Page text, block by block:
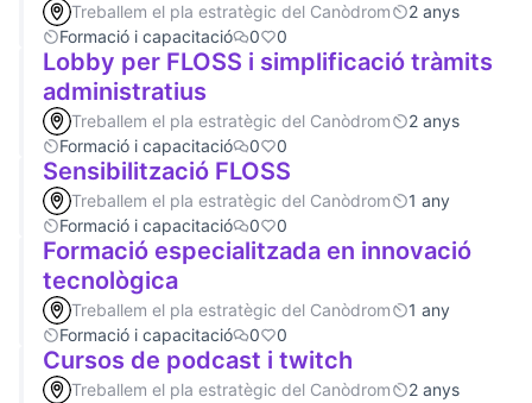
Treballem el pla estratègic del Canòdrom
2 anys
Formació i capacitació
0 0
Lobby per FLOSS i simplificació tràmits
administratius
Treballem el pla estratègic del Canòdrom
2 anys
Formació i capacitació
0 0
Sensibilització FLOSS
Treballem el pla estratègic del Canòdrom
1 any
Formació i capacitació
0 0
Formació especialitzada en innovació
tecnològica
Treballem el pla estratègic del Canòdrom
1 any
Formació i capacitació
0 0
Cursos de podcast i twitch
Treballem el pla estratègic del Canòdrom
2 anys